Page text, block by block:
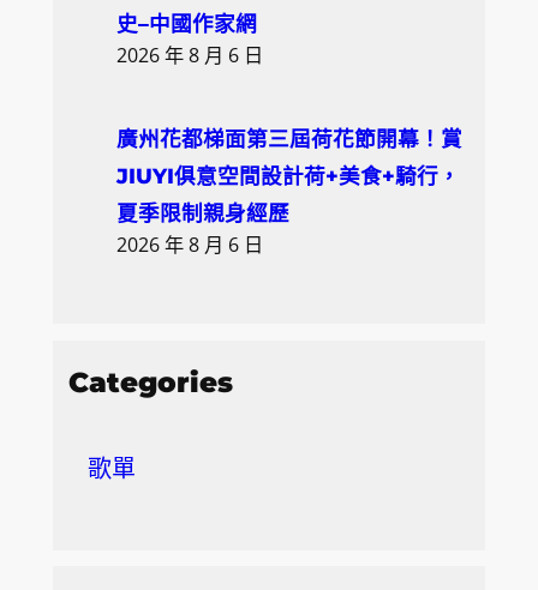
史–中國作家網
2026 年 8 月 6 日
廣州花都梯面第三屆荷花節開幕！賞
JIUYI俱意空間設計荷+美食+騎行，
夏季限制親身經歷
2026 年 8 月 6 日
Categories
歌單